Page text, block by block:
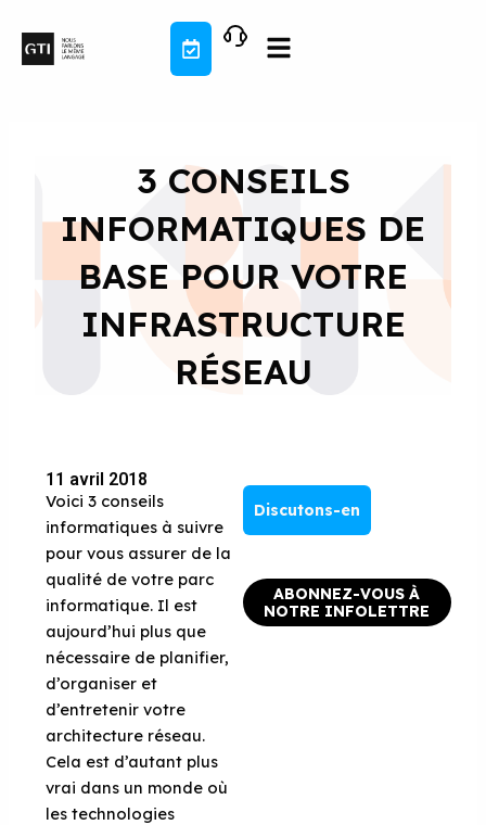
contenu
3 CONSEILS
INFORMATIQUES DE
BASE POUR VOTRE
INFRASTRUCTURE
RÉSEAU
11 avril 2018
Voici 3 conseils
informatiques à suivre
pour vous assurer de la
qualité de votre parc
informatique. Il est
aujourd’hui plus que
nécessaire de planifier,
d’organiser et
d’entretenir votre
architecture réseau.
Cela est d’autant plus
vrai dans un monde où
les technologies
Discutons-en
ABONNEZ-VOUS À
NOTRE INFOLETTRE